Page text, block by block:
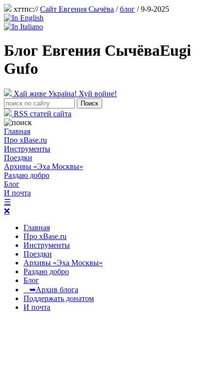
хттпс://Сайт Евгения Сычёва /блог / 9-9-2025
Блог Евгения СычёваEugi
Gufo
Хай живе Україна! Хуй войне!
RSS статей сайта
Главная
Про xBase.ru
Инструменты
Поездки
Архивы «Эха Москвы»
Раздаю добро
Блог
И почта
☰
❌
Главная
Про xBase.ru
Инструменты
Поездки
Архивы «Эха Москвы»
Раздаю добро
Блог
➥Архив блога
Поддержать донатом
И почта